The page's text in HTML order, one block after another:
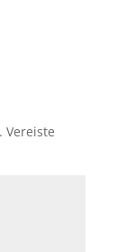
Vereiste